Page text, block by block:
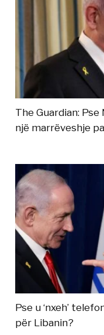
The Guardian:
një marrëveshje
Pse u ‘nxeh’
për Libanin?